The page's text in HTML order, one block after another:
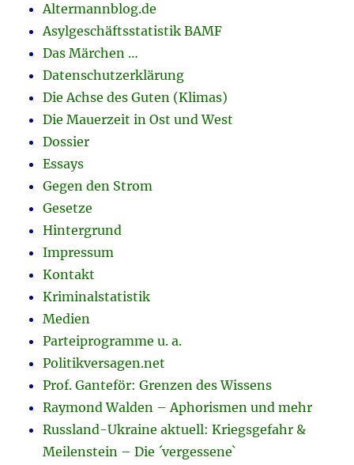
Altermannblog.de
Asylgeschäftsstatistik BAMF
Das Märchen …
Datenschutzerklärung
Die Achse des Guten (Klimas)
Die Mauerzeit in Ost und West
Dossier
Essays
Gegen den Strom
Gesetze
Hintergrund
Impressum
Kontakt
Kriminalstatistik
Medien
Parteiprogramme u. a.
Politikversagen.net
Prof. Ganteför: Grenzen des Wissens
Raymond Walden – Aphorismen und mehr
Russland-Ukraine aktuell: Kriegsgefahr &
Meilenstein – Die ´vergessene`